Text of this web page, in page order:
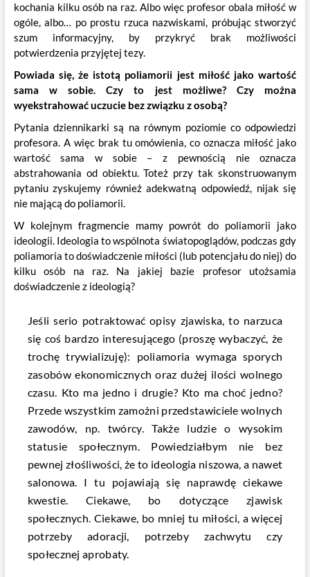
kochania kilku osób na raz. Albo więc profesor obala miłość w
ogóle, albo… po prostu rzuca nazwiskami, próbując stworzyć
szum informacyjny, by przykryć brak możliwości
potwierdzenia przyjętej tezy.
Powiada się, że istotą poliamorii jest miłość jako wartość
sama w sobie. Czy to jest możliwe? Czy można
wyekstrahować uczucie bez związku z osobą?
Pytania dziennikarki są na równym poziomie co odpowiedzi
profesora. A więc brak tu omówienia, co oznacza miłość jako
wartość sama w sobie – z pewnością nie oznacza
abstrahowania od obiektu. Toteż przy tak skonstruowanym
pytaniu zyskujemy również adekwatną odpowiedź, nijak się
nie mającą do poliamorii.
W kolejnym fragmencie mamy powrót do poliamorii jako
ideologii. Ideologia to wspólnota światopoglądów, podczas gdy
poliamoria to doświadczenie miłości (lub potencjału do niej) do
kilku osób na raz. Na jakiej bazie profesor utożsamia
doświadczenie z ideologią?
Jeśli serio potraktować opisy zjawiska, to narzuca
się coś bardzo interesującego (proszę wybaczyć, że
trochę trywializuję): poliamoria wymaga sporych
zasobów ekonomicznych oraz dużej ilości wolnego
czasu. Kto ma jedno i drugie? Kto ma choć jedno?
Przede wszystkim zamożni przedstawiciele wolnych
zawodów, np. twórcy. Także ludzie o wysokim
statusie społecznym. Powiedziałbym nie bez
pewnej złośliwości, że to ideologia niszowa, a nawet
salonowa. I tu pojawiają się naprawdę ciekawe
kwestie. Ciekawe, bo dotyczące zjawisk
społecznych. Ciekawe, bo mniej tu miłości, a więcej
potrzeby adoracji, potrzeby zachwytu czy
społecznej aprobaty.